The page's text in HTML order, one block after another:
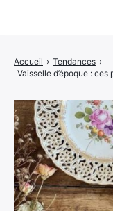
Accueil › Tendances ›
Vaisselle d’époque :
Mobilier & Rangement
Luminaire
Maison
Art & Décoration
Portraits